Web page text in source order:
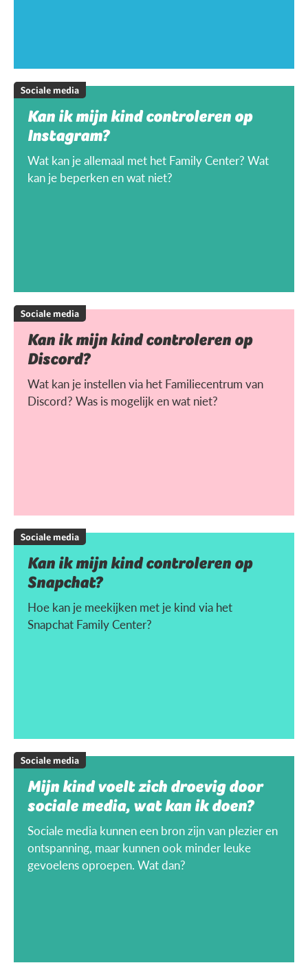
Sociale media
Kan ik mijn kind controleren op
Instagram?
Wat kan je allemaal met het Family Center? Wat
kan je beperken en wat niet?
Sociale media
Kan ik mijn kind controleren op
Discord?
Wat kan je instellen via het Familiecentrum van
Discord? Was is mogelijk en wat niet?
Sociale media
Kan ik mijn kind controleren op
Snapchat?
Hoe kan je meekijken met je kind via het
Snapchat Family Center?
Sociale media
Mijn kind voelt zich droevig door
sociale media, wat kan ik doen?
Sociale media kunnen een bron zijn van plezier en
ontspanning, maar kunnen ook minder leuke
gevoelens oproepen. Wat dan?